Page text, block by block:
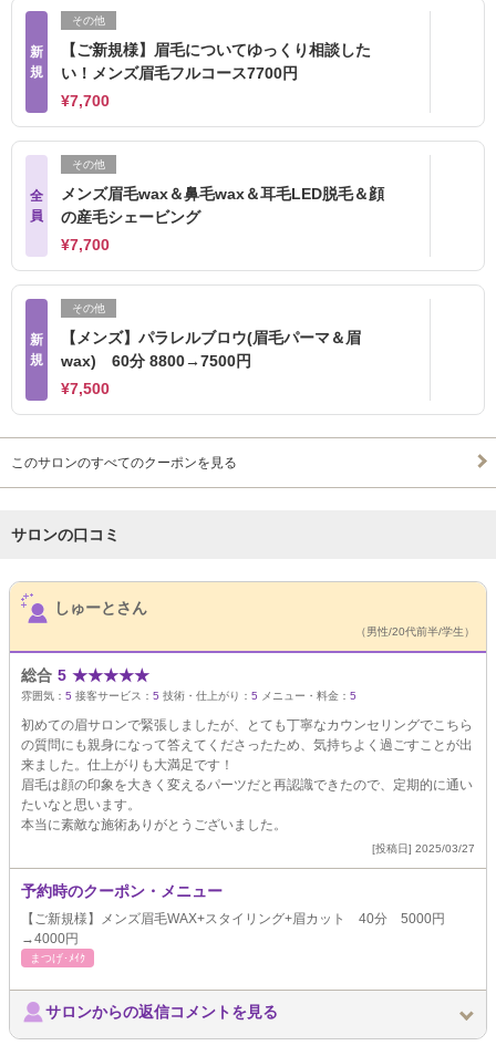
新
規
その他
【ご新規様】眉毛についてゆっくり相談した
い！メンズ眉毛フルコース7700円
¥7,700
全
員
その他
メンズ眉毛wax＆鼻毛wax＆耳毛LED脱毛＆顔
の産毛シェービング
¥7,700
新
規
その他
【メンズ】パラレルブロウ(眉毛パーマ＆眉
wax) 60分 8800→7500円
¥7,500
このサロンのすべてのクーポンを見る
サロンの口コミ
サロンPick Up
しゅーとさん
（男性/20代前半/学生）
総合 5 ★★★★★
雰囲気： 5 接客サービス： 5 技術・仕上がり： 5 メニュー・料金： 5
初めての眉サロンで緊張しましたが、とても丁寧なカウンセリングでこちら
の質問にも親身になって答えてくださったため、気持ちよく過ごすことが出
来ました。仕上がりも大満足です！
眉毛は顔の印象を大きく変えるパーツだと再認識できたので、定期的に通い
たいなと思います。
本当に素敵な施術ありがとうございました。
[投稿日] 2025/03/27
予約時のクーポン・メニュー
【ご新規様】メンズ眉毛WAX+スタイリング+眉カット 40分 5000円
→4000円
まつげ･ﾒｲｸ
サロンからの返信コメントを見る